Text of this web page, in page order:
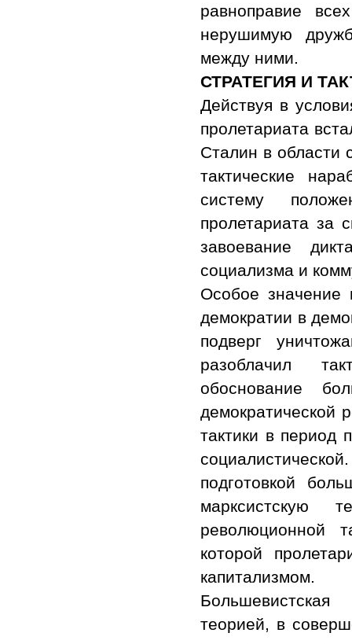
равноправие
нерушимую
между ними.
СТРАТЕГИЯ И
Действуя в
пролетариата
Сталин в области
тактические
систему
пролетариата за
завоевание
социализма и
Особое значение
демократии в
подверг
разоблачил
обоснование
демократической
тактики в период
подготовкой
марксистскую
революционной
которой
капитализмом.
Большевистская
теорией, в